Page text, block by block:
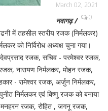
March 02, 2021
0
नवागढ़ /
में तहसील स्तरीय रजक (निर्मलकर)
को निर्विरोध अध्यक्ष चुना गया।
- देवप्रसाद रजक, सचिव - परमेश्वर रजक,
नारायण निर्मलकर, मोहन रजक,
- रामेश्वर रजक, अर्जुन निर्मलकर,
निर्मलकर एवं बिष्णु रजक को बनाया
मनहरन रजक, रोहित , जगनू रजक,